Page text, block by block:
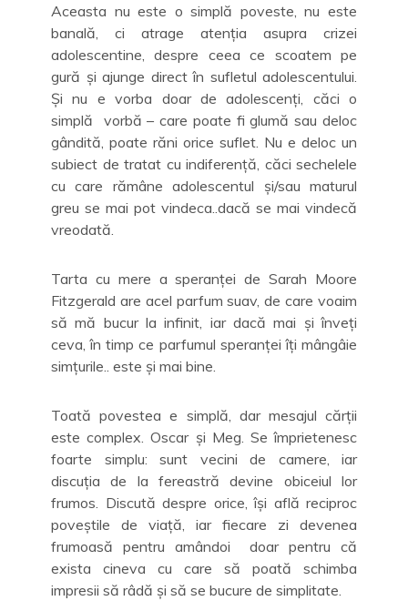
Aceasta nu este o simplă poveste, nu este
banală, ci atrage atenția asupra crizei
adolescentine, despre ceea ce scoatem pe
gură și ajunge direct în sufletul adolescentului.
Și nu e vorba doar de adolescenți, căci o
simplă vorbă – care poate fi glumă sau deloc
gândită, poate răni orice suflet. Nu e deloc un
subiect de tratat cu indiferență, căci sechelele
cu care rămâne adolescentul și/sau maturul
greu se mai pot vindeca..dacă se mai vindecă
vreodată.
Tarta cu mere a speranței de Sarah Moore
Fitzgerald are acel parfum suav, de care voaim
să mă bucur la infinit, iar dacă mai și înveți
ceva, în timp ce parfumul speranței îți mângâie
simțurile.. este și mai bine.
Toată povestea e simplă, dar mesajul cărții
este complex. Oscar și Meg. Se împrietenesc
foarte simplu: sunt vecini de camere, iar
discuția de la fereastră devine obiceiul lor
frumos. Discută despre orice, își află reciproc
poveștile de viață, iar fiecare zi devenea
frumoasă pentru amândoi doar pentru că
exista cineva cu care să poată schimba
impresii să râdă și să se bucure de simplitate.